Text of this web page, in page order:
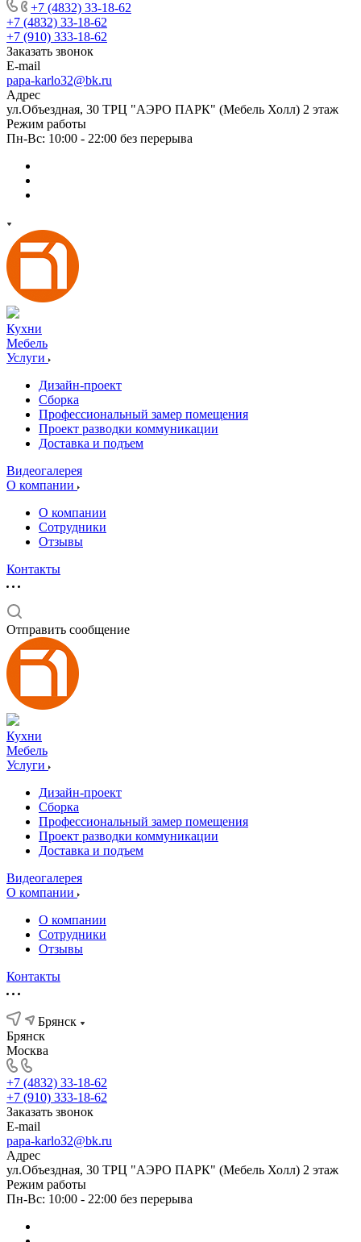
+7 (4832) 33-18-62
+7 (4832) 33-18-62
+7 (910) 333-18-62
Заказать звонок
E-mail
papa-karlo32@bk.ru
Адрес
ул.Объездная, 30 ТРЦ "АЭРО ПАРК" (Мебель Холл) 2 этаж
Режим работы
Пн-Вс: 10:00 - 22:00 без перерыва
Кухни
Мебель
Услуги
Дизайн-проект
Сборка
Профессиональный замер помещения
Проект разводки коммуникации
Доставка и подъем
Видеогалерея
О компании
О компании
Сотрудники
Отзывы
Контакты
Отправить сообщение
Кухни
Мебель
Услуги
Дизайн-проект
Сборка
Профессиональный замер помещения
Проект разводки коммуникации
Доставка и подъем
Видеогалерея
О компании
О компании
Сотрудники
Отзывы
Контакты
Брянск
Брянск
Москва
+7 (4832) 33-18-62
+7 (910) 333-18-62
Заказать звонок
E-mail
papa-karlo32@bk.ru
Адрес
ул.Объездная, 30 ТРЦ "АЭРО ПАРК" (Мебель Холл) 2 этаж
Режим работы
Пн-Вс: 10:00 - 22:00 без перерыва